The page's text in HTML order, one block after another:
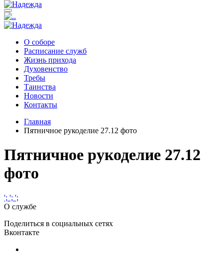
О соборе
Расписание служб
Жизнь прихода
Духовенство
Требы
Таинства
Новости
Контакты
Главная
Пятничное рукоделие 27.12 фото
Пятничное рукоделие 27.12
фото
'; '; ';
О службе
Поделиться в социальных сетях
Вконтакте